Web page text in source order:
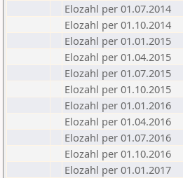
Elozahl per 01.07.2014
Elozahl per 01.10.2014
Elozahl per 01.01.2015
Elozahl per 01.04.2015
Elozahl per 01.07.2015
Elozahl per 01.10.2015
Elozahl per 01.01.2016
Elozahl per 01.04.2016
Elozahl per 01.07.2016
Elozahl per 01.10.2016
Elozahl per 01.01.2017